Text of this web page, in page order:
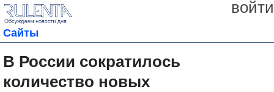
войти
Сайты
В России сократилось
количество новых